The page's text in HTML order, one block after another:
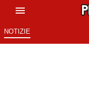
NOTIZIE